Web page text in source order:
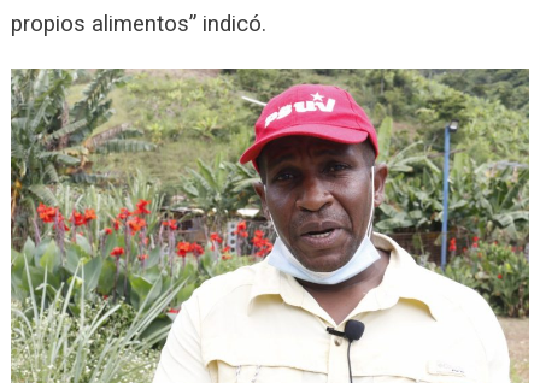
propios alimentos” indicó.